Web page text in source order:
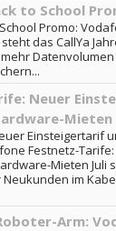
to School
Promo:
das CallYa
Neuer
Mieten
Einsteigertarif
Festnetz-
Mieten Juli
im
Arm: